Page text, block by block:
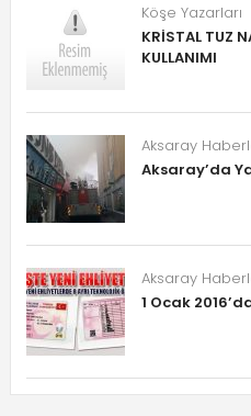
Köşe Yazarları
KRİSTAL TUZ
KULLANIMI
Aksaray
Aksaray’da
Aksaray
1 Ocak